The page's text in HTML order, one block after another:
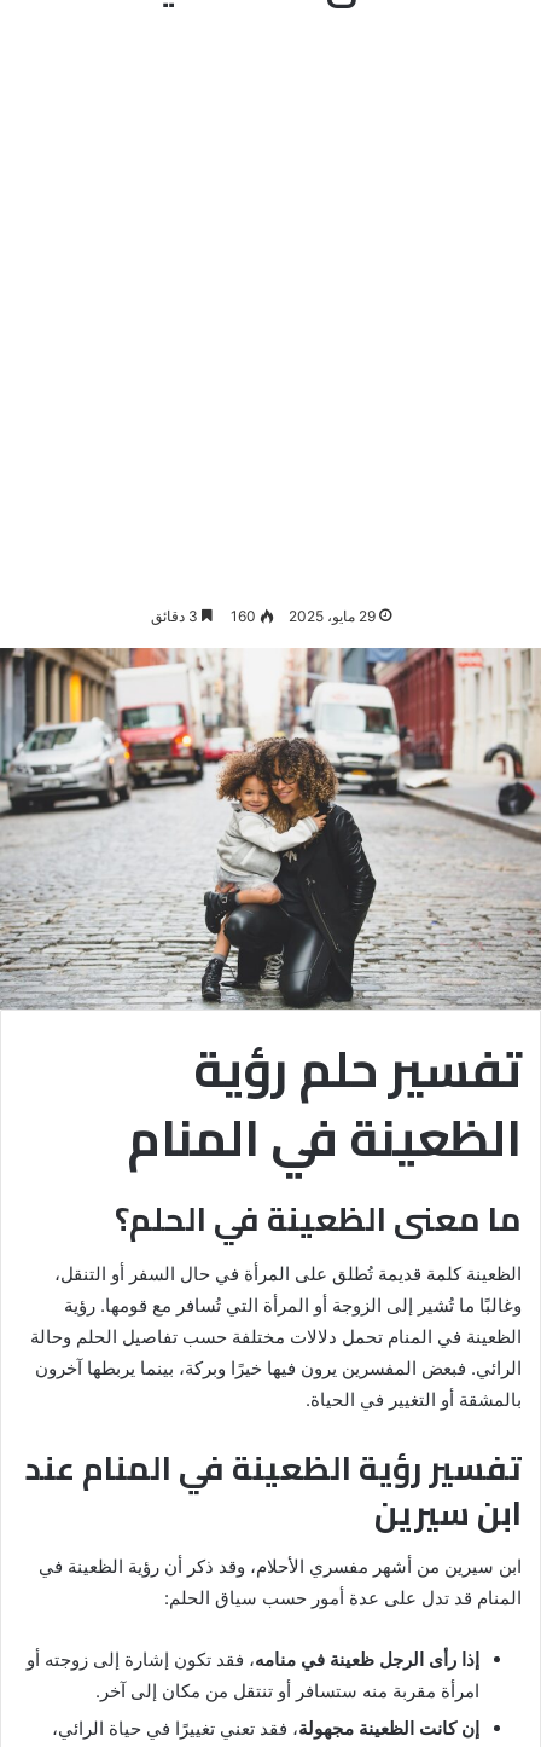
29 مايو، 2025 160
تفسير حلم رؤية
الظعينة في المنام
ما معنى الظعينة في الحلم؟
الظعينة كلمة قديمة تُطلق على المرأة في حال السفر أو التنقل،
وغالبًا ما تُشير إلى الزوجة أو المرأة التي تُسافر مع قومها. رؤية
الظعينة في المنام تحمل دلالات مختلفة حسب تفاصيل الحلم وحالة
الرائي. فبعض المفسرين يرون فيها خيرًا وبركة، بينما يربطها آخرون
بالمشقة أو التغيير في الحياة.
تفسير رؤية الظعينة في المنام عند
ابن سيرين
ابن سيرين من أشهر مفسري الأحلام، وقد ذكر أن رؤية الظعينة في
المنام قد تدل على عدة أمور حسب سياق الحلم:
إذا رأى الرجل ظعينة في منامه، فقد تكون إشارة إلى زوجته أو
امرأة مقربة منه ستسافر أو تنتقل من مكان إلى آخر.
إن كانت الظعينة مجهولة، فقد تعني تغييرًا في حياة الرائي،